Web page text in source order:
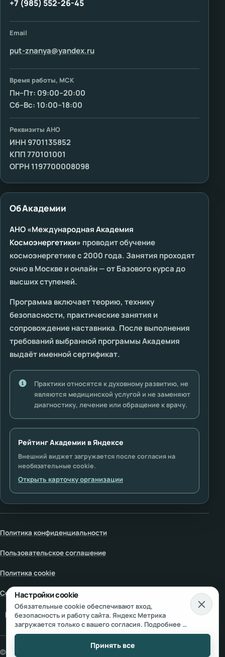
+7 (985) 552-26-45
Email
put-znanya@yandex.ru
Время работы, МСК
Пн–Пт: 09:00–20:00
Сб–Вс: 10:00–18:00
Реквизиты АНО
ИНН 9701135852
КПП 770101001
ОГРН 1197700008098
Об Академии
АНО «Международная Академия
Космоэнергетики» проводит обучение
космоэнергетике с 2000 года. Занятия проходят
очно в Москве и онлайн — от Базового курса до
высших ступеней.
Программа включает теорию, технику
безопасности, практические занятия и
сопровождение наставника. После выполнения
требований выбранной программы Академия
выдаёт именной сертификат.
Практики относятся к духовному развитию, не
являются медицинской услугой и не заменяют
диагностику, лечение или обращение к врачу.
Рейтинг Академии в Яндексе
Внешний виджет загружается после согласия на
необязательные cookie.
Открыть карточку организации
Политика конфиденциальности
Пользовательское соглашение
Политика cookie
Согласие на обработку персональных данных
Настройки cookie
© 2000– АНО «Международная Академия
Настройки cookie
Обязательные cookie обеспечивают вход,
безопасность и работу сайта. Яндекс Метрика
загружается только с вашего согласия. Подробнее —
вПолитике использования cookieиСогласии на
обработку персональных данных.
Принять все